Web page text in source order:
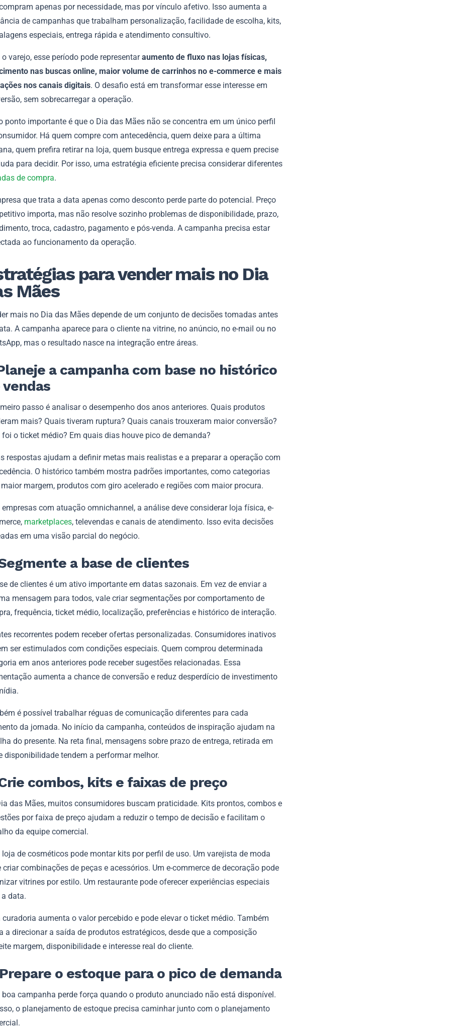
apenas por necessidade, mas por vínculo afetivo. Isso aumenta a
de campanhas que trabalham personalização, facilidade de escolha, kits,
especiais, entrega rápida e atendimento consultivo.
o varejo, esse período pode representaraumento de fluxo nas lojas físicas,
nas buscas online, maior volume de carrinhos no e-commerce e mais
nos canais digitais. O desafio está em transformar esse interesse em
sem sobrecarregar a operação.
ponto importante é que o Dia das Mães não se concentra em um único perfil
Há quem compre com antecedência, quem deixe para a última
quem prefira retirar na loja, quem busque entrega expressa e quem precise
para decidir. Por isso, uma estratégia eficiente precisa considerar diferentes
de compra.
que trata a data apenas como desconto perde parte do potencial. Preço
importa, mas não resolve sozinho problemas de disponibilidade, prazo,
troca, cadastro, pagamento e pós-venda. A campanha precisa estar
ao funcionamento da operação.
para vender mais no Dia
Mães
mais no Dia das Mães depende de um conjunto de decisões tomadas antes
A campanha aparece para o cliente na vitrine, no anúncio, no e-mail ou no
mas o resultado nasce na integração entre áreas.
a campanha com base no histórico
vendas
passo é analisar o desempenho dos anos anteriores. Quais produtos
mais? Quais tiveram ruptura? Quais canais trouxeram maior conversão?
foi o ticket médio? Em quais dias houve pico de demanda?
respostas ajudam a definir metas mais realistas e a preparar a operação com
O histórico também mostra padrões importantes, como categorias
margem, produtos com giro acelerado e regiões com maior procura.
empresas com atuação omnichannel, a análise deve considerar loja física, e-
marketplaces, televendas e canais de atendimento. Isso evita decisões
em uma visão parcial do negócio.
a base de clientes
de clientes é um ativo importante em datas sazonais. Em vez de enviar a
mensagem para todos, vale criar segmentações por comportamento de
frequência, ticket médio, localização, preferências e histórico de interação.
recorrentes podem receber ofertas personalizadas. Consumidores inativos
ser estimulados com condições especiais. Quem comprou determinada
em anos anteriores pode receber sugestões relacionadas. Essa
aumenta a chance de conversão e reduz desperdício de investimento
é possível trabalhar réguas de comunicação diferentes para cada
da jornada. No início da campanha, conteúdos de inspiração ajudam na
do presente. Na reta final, mensagens sobre prazo de entrega, retirada em
disponibilidade tendem a performar melhor.
combos, kits e faixas de preço
das Mães, muitos consumidores buscam praticidade. Kits prontos, combos e
por faixa de preço ajudam a reduzir o tempo de decisão e facilitam o
da equipe comercial.
loja de cosméticos pode montar kits por perfil de uso. Um varejista de moda
criar combinações de peças e acessórios. Um e-commerce de decoração pode
vitrines por estilo. Um restaurante pode oferecer experiências especiais
data.
curadoria aumenta o valor percebido e pode elevar o ticket médio. Também
a direcionar a saída de produtos estratégicos, desde que a composição
margem, disponibilidade e interesse real do cliente.
o estoque para o pico de demanda
boa campanha perde força quando o produto anunciado não está disponível.
o planejamento de estoque precisa caminhar junto com o planejamento